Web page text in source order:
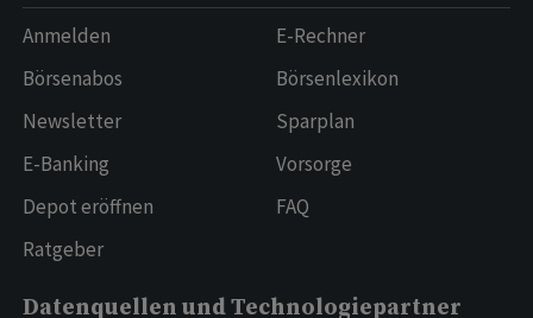
Anmelden
Börsenabos
Newsletter
E-Banking
Depot eröffnen
Ratgeber
E-Rechner
Börsenlexikon
Sparplan
Vorsorge
FAQ
Datenquellen und Technologiepartner